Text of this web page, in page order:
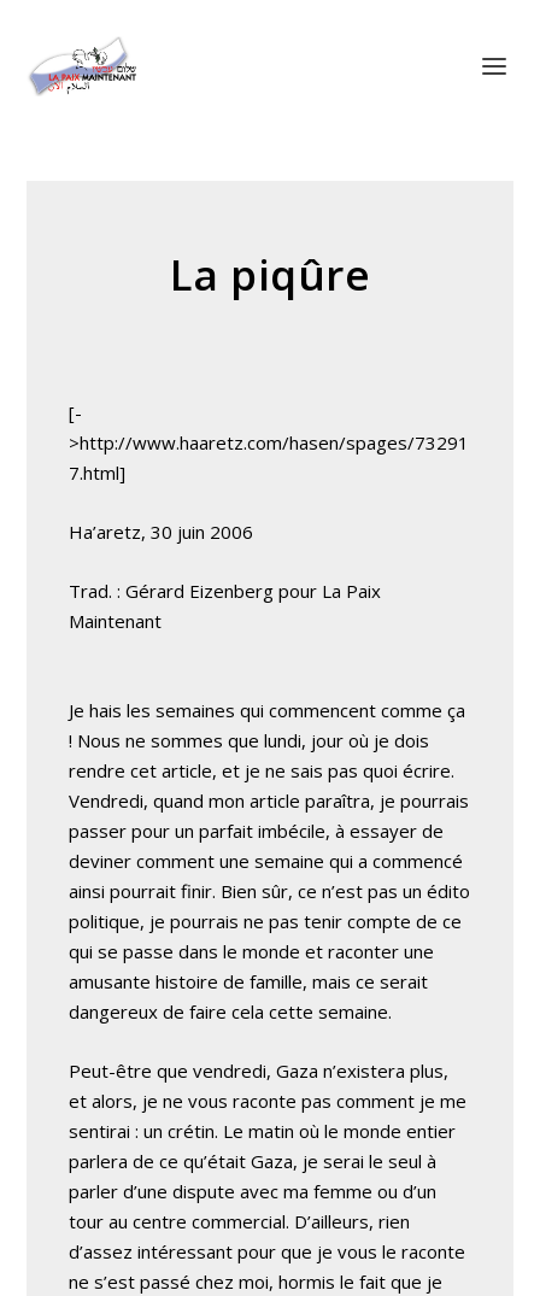
La piqûre
[-
>http://www.haaretz.com/hasen/spages/73291
7.html]
Ha’aretz, 30 juin 2006
Trad. : Gérard Eizenberg pour La Paix
Maintenant
Je hais les semaines qui commencent comme ça
! Nous ne sommes que lundi, jour où je dois
rendre cet article, et je ne sais pas quoi écrire.
Vendredi, quand mon article paraîtra, je pourrais
passer pour un parfait imbécile, à essayer de
deviner comment une semaine qui a commencé
ainsi pourrait finir. Bien sûr, ce n’est pas un édito
politique, je pourrais ne pas tenir compte de ce
qui se passe dans le monde et raconter une
amusante histoire de famille, mais ce serait
dangereux de faire cela cette semaine.
Peut-être que vendredi, Gaza n’existera plus,
et alors, je ne vous raconte pas comment je me
sentirai : un crétin. Le matin où le monde entier
parlera de ce qu’était Gaza, je serai le seul à
parler d’une dispute avec ma femme ou d’un
tour au centre commercial. D’ailleurs, rien
d’assez intéressant pour que je vous le raconte
ne s’est passé chez moi, hormis le fait que je